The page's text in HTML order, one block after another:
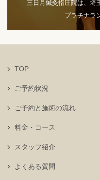
三日月鍼灸指圧院は、埼
プラチナラン
TOP
ご予約状況
ご予約と施術の流れ
料金・コース
スタッフ紹介
よくある質問